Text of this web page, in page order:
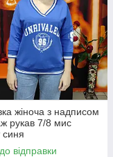
жіноча з надписом
рукав 7/8 мис
відправки